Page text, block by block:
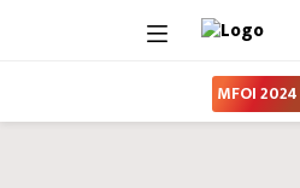
MFOI 2024